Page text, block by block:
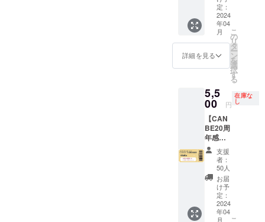
¥9,800
（税
込）に
なりま
す。
クリエ
イト(収
録時
間：14
「メ
ディア
人にな
るに
は」by
鶴間政
行✕お
かざき
なな
(収録時
間：10
分) -東
洋医学
と腟ケ
ア基礎
講座 by
にURL
を記載
しま
す。） -
生と性
に生き
ティ特
別編）
(収録時
間：17
分) -こ
れから
の時代
を輝い
て生き
る５つ
のヒン
ト(収録
時間：
15分) -
にURL
を記載
しま
す。） -
愛と美
生と性
ティ特
別編）
(収録時
間：17
分) -こ
れから
の時代
を輝い
て生き
る５つ
のヒン
ト(収録
時間：
15分) -
前/企業
名/ロゴ
の表示
（ご希
望の
方）
セージ
メール
・クラ
ファン
ページ
にてご
紹介 ・
おかざ
公式メ
ルマガ
でご紹
介 ・イ
ベント
当日MC
による
ご紹
介、プ
ロジェ
クター
でお名
前/企業
名/ロゴ
VIP席】
※郵送は
されま
せん。
※当日受
付のリ
ストに
て対
※VIP席1
名 ・
2024年
4月26日
(金)18:0
0～
20:00
VIP席チ
ケット1
枚 ・お
礼メッ
セージ
メール
・クラ
定：
2024
年04
月
詳細を見る
こ
の
リ
タ
ー
ン
を
選
択
す
る
5,5
00 円
在庫な
し
【CAN
BE20周
年感謝
祭 参加
権B】 ※
郵送は
されま
せん。※
動画と
PDF提
供方
支援
者：
50人
お届
け予
定：
2024
年04
月